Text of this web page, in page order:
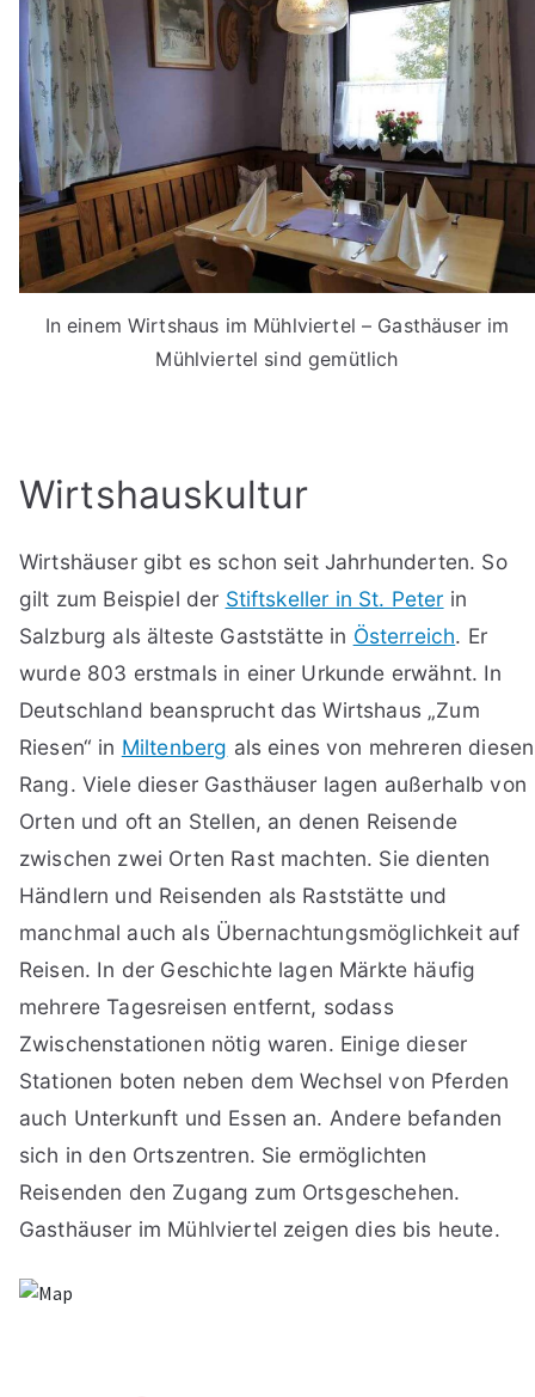
In einem Wirtshaus im Mühlviertel – Gasthäuser im
Mühlviertel sind gemütlich
Wirtshauskultur
Wirtshäuser gibt es schon seit Jahrhunderten. So
gilt zum Beispiel der Stiftskeller in St. Peter in
Salzburg als älteste Gaststätte in Österreich. Er
wurde 803 erstmals in einer Urkunde erwähnt. In
Deutschland beansprucht das Wirtshaus „Zum
Riesen“ in Miltenberg als eines von mehreren diesen
Rang. Viele dieser Gasthäuser lagen außerhalb von
Orten und oft an Stellen, an denen Reisende
zwischen zwei Orten Rast machten. Sie dienten
Händlern und Reisenden als Raststätte und
manchmal auch als Übernachtungsmöglichkeit auf
Reisen. In der Geschichte lagen Märkte häufig
mehrere Tagesreisen entfernt, sodass
Zwischenstationen nötig waren. Einige dieser
Stationen boten neben dem Wechsel von Pferden
auch Unterkunft und Essen an. Andere befanden
sich in den Ortszentren. Sie ermöglichten
Reisenden den Zugang zum Ortsgeschehen.
Gasthäuser im Mühlviertel zeigen dies bis heute.